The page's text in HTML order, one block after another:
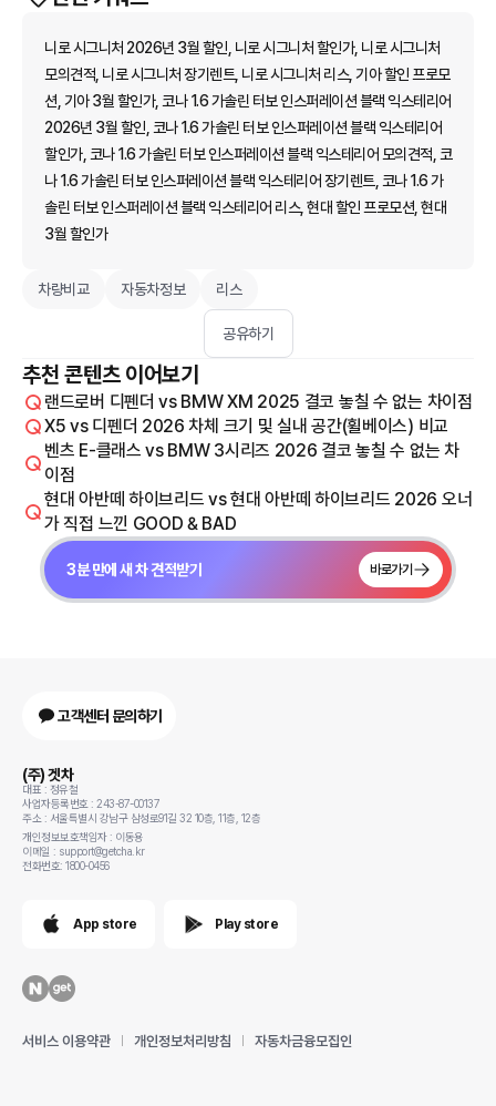
니로 시그니처 2026년 3월 할인, 니로 시그니처 할인가, 니로 시그니처
모의견적, 니로 시그니처 장기렌트, 니로 시그니처 리스, 기아 할인 프로모
션, 기아 3월 할인가, 코나 1.6 가솔린 터보 인스퍼레이션 블랙 익스테리어
2026년 3월 할인, 코나 1.6 가솔린 터보 인스퍼레이션 블랙 익스테리어
할인가, 코나 1.6 가솔린 터보 인스퍼레이션 블랙 익스테리어 모의견적, 코
나 1.6 가솔린 터보 인스퍼레이션 블랙 익스테리어 장기렌트, 코나 1.6 가
솔린 터보 인스퍼레이션 블랙 익스테리어 리스, 현대 할인 프로모션, 현대
3월 할인가
차량비교 자동차정보 리스
공유하기
추천 콘텐츠 이어보기
랜드로버 디펜더 vs BMW XM 2025 결코 놓칠 수 없는 차이점
X5 vs 디펜더 2026 차체 크기 및 실내 공간(휠베이스) 비교
벤츠 E-클래스 vs BMW 3시리즈 2026 결코 놓칠 수 없는 차
이점
현대 아반떼 하이브리드 vs 현대 아반떼 하이브리드 2026 오너
가 직접 느낀 GOOD & BAD
3분 만에 새 차 견적받기 바로가기
고객센터 문의하기
(주) 겟차
대표 : 정유철
사업자등록번호 : 243-87-00137
주소 : 서울특별시 강남구 삼성로91길 32 10층, 11층, 12층
개인정보보호책임자 : 이동용
이메일 : support@getcha.kr
전화번호: 1800-0456
App store Play store
서비스 이용약관 개인정보처리방침 자동차금융모집인